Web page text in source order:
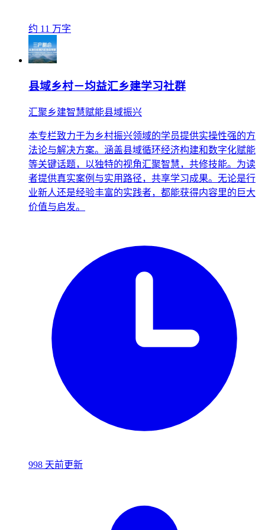
约 11 万字
县域乡村－均益汇乡建学习社群
汇聚乡建智慧赋能县域振兴
本专栏致力于为乡村振兴领域的学员提供实操性强的方
法论与解决方案。涵盖县域循环经济构建和数字化赋能
等关键话题，以独特的视角汇聚智慧，共修技能。为读
者提供真实案例与实用路径，共享学习成果。无论是行
业新人还是经验丰富的实践者，都能获得内容里的巨大
价值与启发。
998 天前更新